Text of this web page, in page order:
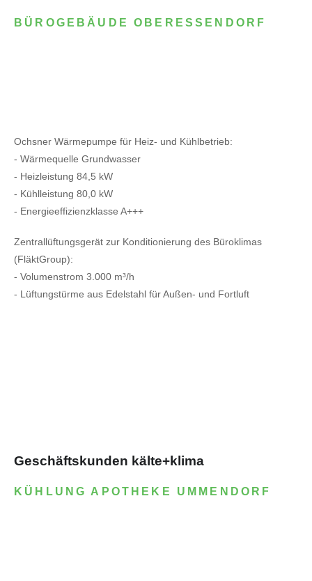
BÜROGEBÄUDE OBERESSENDORF
Ochsner Wärmepumpe für Heiz- und Kühlbetrieb:
- Wärmequelle Grundwasser
- Heizleistung 84,5 kW
- Kühlleistung 80,0 kW
- Energieeffizienzklasse A+++
Zentrallüftungsgerät zur Konditionierung des Büroklimas
(FläktGroup):
- Volumenstrom 3.000 m³/h
- Lüftungstürme aus Edelstahl für Außen- und Fortluft
Geschäftskunden kälte+klima
KÜHLUNG APOTHEKE UMMENDORF